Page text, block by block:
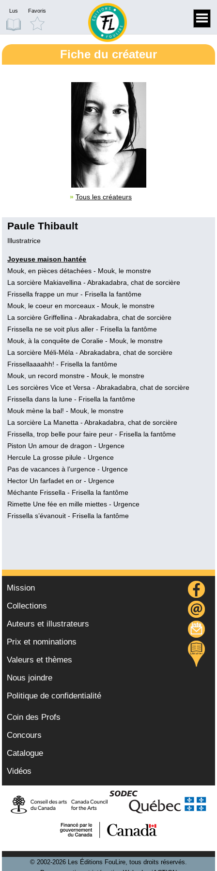
Lus Favoris
Fiche du créateur
» Tous les créateurs
Paule Thibault
Illustratrice
Joyeuse maison hantée
Mouk, en pièces détachées- Mouk, le monstre
La sorcière Makiavellina- Abrakadabra, chat de sorcière
Frissella frappe un mur- Frisella la fantôme
Mouk, le coeur en morceaux- Mouk, le monstre
La sorcière Griffellina- Abrakadabra, chat de sorcière
Frissella ne se voit plus aller- Frisella la fantôme
Mouk, à la conquête de Coralie- Mouk, le monstre
La sorcière Méli-Méla- Abrakadabra, chat de sorcière
Frissellaaaahh!- Frisella la fantôme
Mouk, un record monstre- Mouk, le monstre
Les sorcières Vice et Versa- Abrakadabra, chat de sorcière
Frissella dans la lune- Frisella la fantôme
Mouk mène la bal!- Mouk, le monstre
La sorcière La Manetta- Abrakadabra, chat de sorcière
Frissella, trop belle pour faire peur- Frisella la fantôme
Piston Un amour de dragon- Urgence
Hercule La grosse pilule- Urgence
Pas de vacances à l’urgence- Urgence
Hector Un farfadet en or- Urgence
Méchante Frissella- Frisella la fantôme
Rimette Une fée en mille miettes- Urgence
Frissella s’évanouit- Frisella la fantôme
Mission
Collections
Auteurs et illustrateurs
Prix et nominations
Valeurs et thèmes
Nous joindre
Politique de confidentialité
Coin des Profs
Concours
Catalogue
Vidéos
© 2002-2026 Les Éditions FouLire, tous droits réservés.